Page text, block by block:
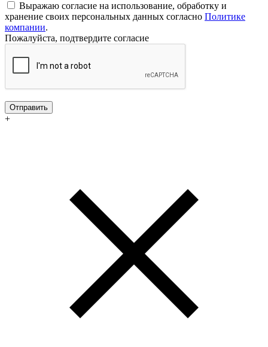
Выражаю согласие на использование, обработку и
хранение своих персональных данных согласно Политике
компании.
Пожалуйста, подтвердите согласие
Отправить
+